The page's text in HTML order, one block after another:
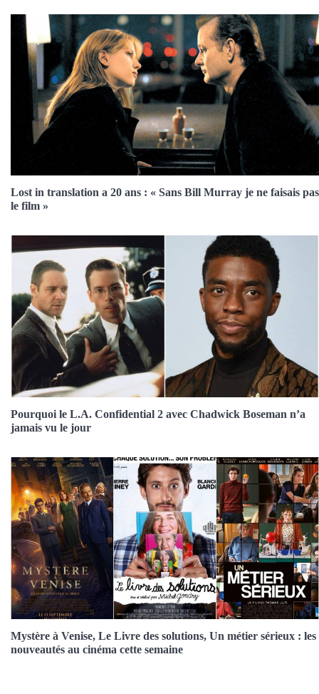
Lost in translation a 20 ans : « Sans Bill Murray je ne faisais pas
le film »
Pourquoi le L.A. Confidential 2 avec Chadwick Boseman n’a
jamais vu le jour
Mystère à Venise, Le Livre des solutions, Un métier sérieux : les
nouveautés au cinéma cette semaine